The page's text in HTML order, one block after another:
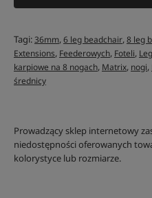
Tagi:36mm,6 leg beadchair,8 leg
Extensions, Feederowych, Foteli, Leg
karpiowe na 8 nogach, Matrix, nogi,
średnicy
Prowadzący sklep internetowy
niedostępności oferowanych
kolorystyce lub rozmiarze.